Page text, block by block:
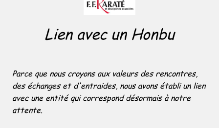
Lien avec un Honbu
Parce que nous croyons aux valeurs des rencontres,
des échanges et d'entraides, nous avons établi un lien
avec une entité qui correspond désormais à notre
attente.